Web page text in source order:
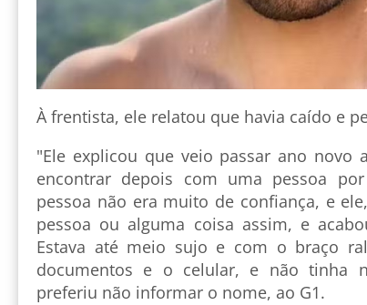
À frentista, ele relatou que havia caído e
"Ele explicou que veio passar ano
encontrar depois com uma pessoa
pessoa não era muito de confiança, e
pessoa ou alguma coisa assim, e
Estava até meio sujo e com o braço
documentos e o celular, e não tinha
preferiu não informar o nome, ao G1.